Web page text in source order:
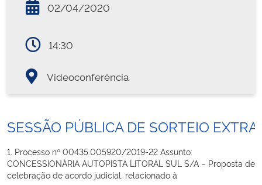
02/04/2020
14:30
Videoconferência
SESSÃO PÚBLICA DE SORTEIO
1. Processo nº 00435.005920/2019-22 Assunto:
CONCESSIONÁRIA AUTOPISTA LITORAL SUL S/A – Proposta de
celebração de acordo judicial, relacionado à